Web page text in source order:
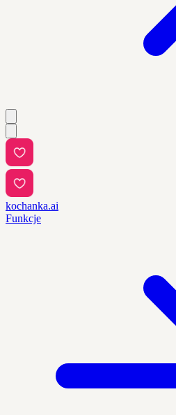
kochanka.ai
Funkcje